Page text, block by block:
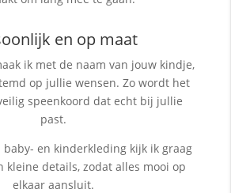
en op maat
ik met de naam van jouw kindje,
op jullie wensen. Zo wordt het
speenkoord dat echt bij jullie
past.
baby- en kinderkleding kijk ik graag
kleine details, zodat alles mooi op
elkaar aansluit.